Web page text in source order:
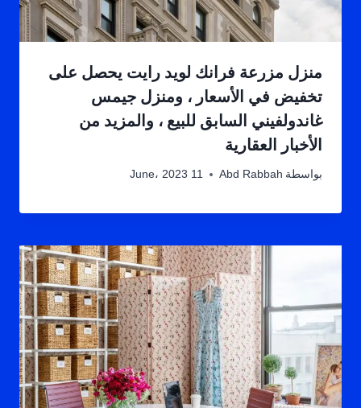
منزل مزرعة فرانك لويد رايت يحصل على
تخفيض في الأسعار ، ومنزل جيمس
غاندولفيني السابق للبيع ، والمزيد من
الأخبار العقارية
بواسطة Abd Rabbah 11 June، 2023